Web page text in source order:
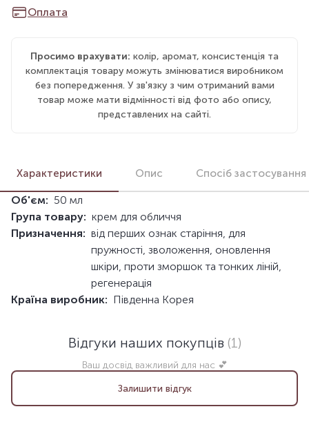
Оплата
Просимо врахувати: колір, аромат, консистенція та
комплектація товару можуть змінюватися виробником
без попередження. У зв'язку з чим отриманий вами
товар може мати відмінності від фото або опису,
представлених на сайті.
Характеристики Опис Спосіб застосування
Об'єм: 50 мл
Група товару: крем для обличчя
Призначення: від перших ознак старіння, для
пружності, зволоження, оновлення
шкіри, проти зморшок та тонких ліній,
регенерація
Країна виробник: Південна Корея
Відгуки наших покупців (1)
Ваш досвід важливий для нас 💕
Залишити відгук